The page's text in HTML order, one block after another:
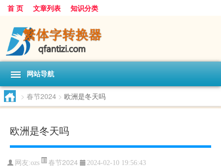
首 页 文章列表 知识分类
网站导航
> 春节2024 > 欧洲是冬天吗
欧洲是冬天吗
网友:ozs 春节2024 2024-02-10 19:56:43